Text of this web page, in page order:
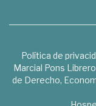
Política de
Marcial Pons
de Derecho,